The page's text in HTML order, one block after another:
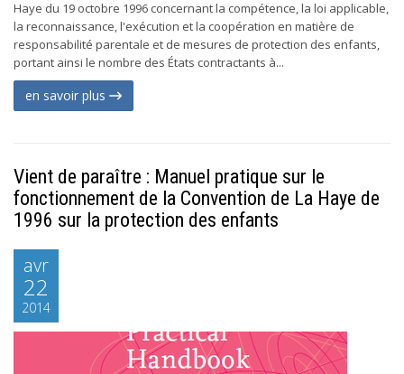
Haye du 19 octobre 1996 concernant la compétence, la loi applicable,
la reconnaissance, l'exécution et la coopération en matière de
responsabilité parentale et de mesures de protection des enfants,
portant ainsi le nombre des États contractants à...
en savoir plus
Vient de paraître : Manuel pratique sur le
fonctionnement de la Convention de La Haye de
1996 sur la protection des enfants
avr
22
2014